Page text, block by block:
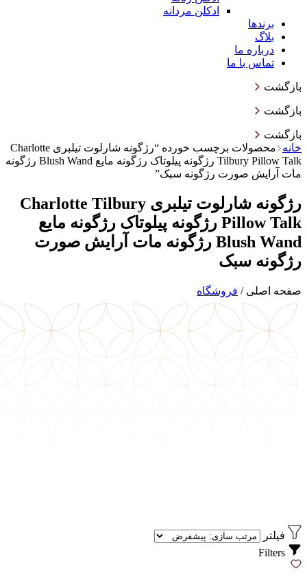
ادکلن مردانه
برندها
بلاگ
درباره ما
تماس با ما
بازگشت
بازگشت
بازگشت
خانه
محصولات برچسب خورده “رژگونه شارلوت تیلبری Charlotte
Tilbury Pillow Talk رژگونه پیلوتاک رژگونه مایع Blush Wand رژگونه
مات آرایش صورت رژگونه سبک”
رژگونه شارلوت تیلبری Charlotte Tilbury
Pillow Talk رژگونه پیلوتاک رژگونه مایع
Blush Wand رژگونه مات آرایش صورت
رژگونه سبک
صفحه اصلی / فروشگاه
فیلتر